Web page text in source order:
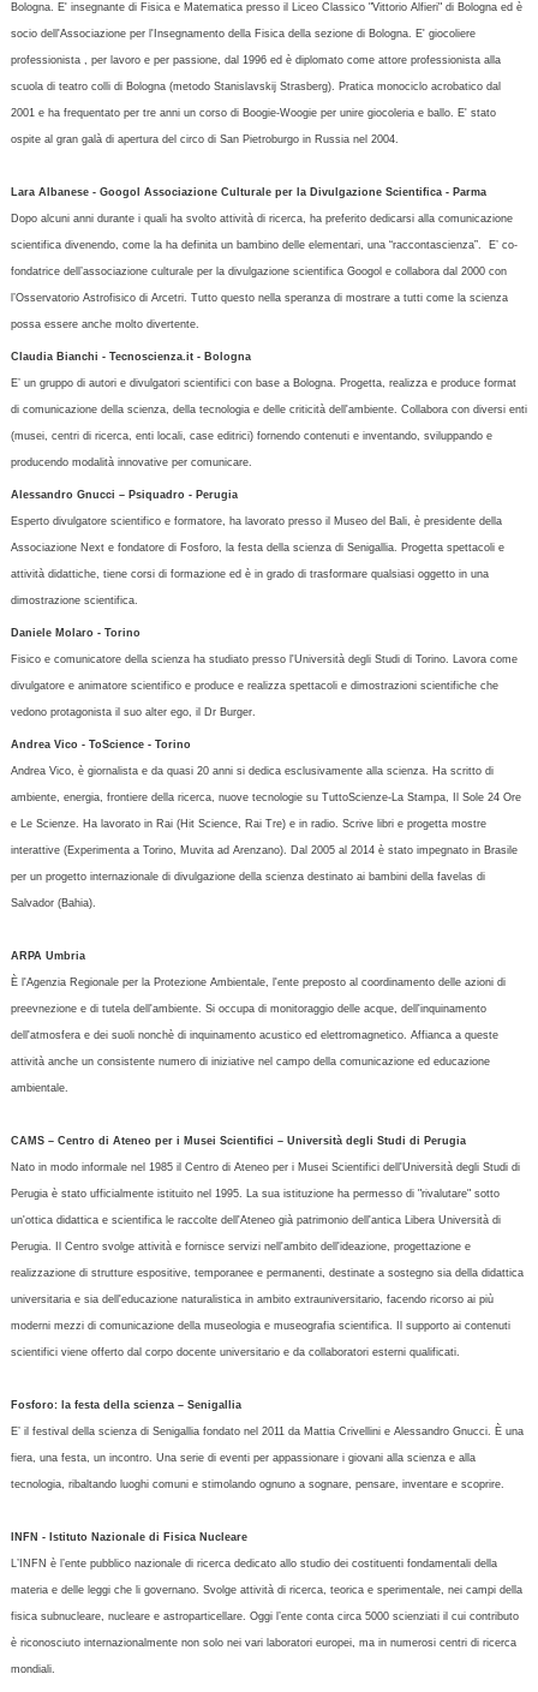
Bologna. E' insegnante di Fisica e Matematica presso il Liceo Classico "Vittorio Alfieri" di Bologna ed è
socio dell'Associazione per l'Insegnamento della Fisica della sezione di Bologna. E' giocoliere
professionista , per lavoro e per passione, dal 1996 ed è diplomato come attore professionista alla
scuola di teatro colli di Bologna (metodo Stanislavskij Strasberg). Pratica monociclo acrobatico dal
2001 e ha frequentato per tre anni un corso di Boogie-Woogie per unire giocoleria e ballo. E' stato
ospite al gran galà di apertura del circo di San Pietroburgo in Russia nel 2004.
Lara Albanese - Googol Associazione Culturale per la Divulgazione Scientifica - Parma
Dopo alcuni anni durante i quali ha svolto attività di ricerca, ha preferito dedicarsi alla comunicazione
scientifica divenendo, come la ha definita un bambino delle elementari, una “raccontascienza”. E’ co-
fondatrice dell’associazione culturale per la divulgazione scientifica Googol e collabora dal 2000 con
l’Osservatorio Astrofisico di Arcetri. Tutto questo nella speranza di mostrare a tutti come la scienza
possa essere anche molto divertente.
Claudia Bianchi - Tecnoscienza.it - Bologna
E’ un gruppo di autori e divulgatori scientifici con base a Bologna. Progetta, realizza e produce format
di comunicazione della scienza, della tecnologia e delle criticità dell'ambiente. Collabora con diversi enti
(musei, centri di ricerca, enti locali, case editrici) fornendo contenuti e inventando, sviluppando e
producendo modalità innovative per comunicare.
Alessandro Gnucci – Psiquadro - Perugia
Esperto divulgatore scientifico e formatore, ha lavorato presso il Museo del Bali, è presidente della
Associazione Next e fondatore di Fosforo, la festa della scienza di Senigallia. Progetta spettacoli e
attività didattiche, tiene corsi di formazione ed è in grado di trasformare qualsiasi oggetto in una
dimostrazione scientifica.
Daniele Molaro - Torino
Fisico e comunicatore della scienza ha studiato presso l'Università degli Studi di Torino. Lavora come
divulgatore e animatore scientifico e produce e realizza spettacoli e dimostrazioni scientifiche che
vedono protagonista il suo alter ego, il Dr Burger.
Andrea Vico - ToScience - Torino
Andrea Vico, è giornalista e da quasi 20 anni si dedica esclusivamente alla scienza. Ha scritto di
ambiente, energia, frontiere della ricerca, nuove tecnologie su TuttoScienze-La Stampa, Il Sole 24 Ore
e Le Scienze. Ha lavorato in Rai (Hit Science, Rai Tre) e in radio. Scrive libri e progetta mostre
interattive (Experimenta a Torino, Muvita ad Arenzano). Dal 2005 al 2014 è stato impegnato in Brasile
per un progetto internazionale di divulgazione della scienza destinato ai bambini della favelas di
Salvador (Bahia).
ARPA Umbria
È l'Agenzia Regionale per la Protezione Ambientale, l'ente preposto al coordinamento delle azioni di
preevnezione e di tutela dell'ambiente. Si occupa di monitoraggio delle acque, dell'inquinamento
dell'atmosfera e dei suoli nonchè di inquinamento acustico ed elettromagnetico. Affianca a queste
attività anche un consistente numero di iniziative nel campo della comunicazione ed educazione
ambientale.
CAMS – Centro di Ateneo per i Musei Scientifici – Università degli Studi di Perugia
Nato in modo informale nel 1985 il Centro di Ateneo per i Musei Scientifici dell'Università degli Studi di
Perugia è stato ufficialmente istituito nel 1995. La sua istituzione ha permesso di "rivalutare" sotto
un'ottica didattica e scientifica le raccolte dell'Ateneo già patrimonio dell'antica Libera Università di
Perugia. Il Centro svolge attività e fornisce servizi nell'ambito dell'ideazione, progettazione e
realizzazione di strutture espositive, temporanee e permanenti, destinate a sostegno sia della didattica
universitaria e sia dell'educazione naturalistica in ambito extrauniversitario, facendo ricorso ai più
moderni mezzi di comunicazione della museologia e museografia scientifica. Il supporto ai contenuti
scientifici viene offerto dal corpo docente universitario e da collaboratori esterni qualificati.
Fosforo: la festa della scienza – Senigallia
E’ il festival della scienza di Senigallia fondato nel 2011 da Mattia Crivellini e Alessandro Gnucci. È una
fiera, una festa, un incontro. Una serie di eventi per appassionare i giovani alla scienza e alla
tecnologia, ribaltando luoghi comuni e stimolando ognuno a sognare, pensare, inventare e scoprire.
INFN - Istituto Nazionale di Fisica Nucleare
L’INFN è l’ente pubblico nazionale di ricerca dedicato allo studio dei costituenti fondamentali della
materia e delle leggi che li governano. Svolge attività di ricerca, teorica e sperimentale, nei campi della
fisica subnucleare, nucleare e astroparticellare. Oggi l’ente conta circa 5000 scienziati il cui contributo
è riconosciuto internazionalmente non solo nei vari laboratori europei, ma in numerosi centri di ricerca
mondiali.